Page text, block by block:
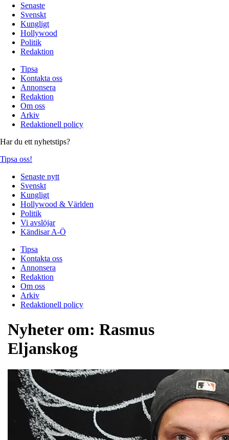
Senaste
Svenskt
Kungligt
Hollywood
Politik
Redaktion
Tipsa
Kontakta oss
Annonsera
Redaktion
Om oss
Arkiv
Redaktionell policy
Har du ett nyhetstips?
Tipsa oss!
Senaste nytt
Svenskt
Kungligt
Hollywood & Världen
Politik
Vi avslöjar
Kändisar A-Ö
Tipsa
Kontakta oss
Annonsera
Redaktion
Om oss
Arkiv
Redaktionell policy
Nyheter om: Rasmus
Eljanskog